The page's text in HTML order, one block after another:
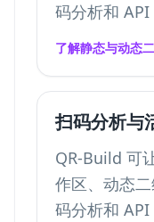
码分析和 API
了解静态与动态
扫码分析与
QR-Build 可
作区、动态
码分析和 API